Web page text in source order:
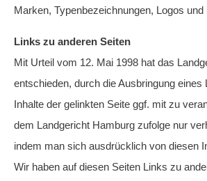
Marken, Typenbezeichnungen, Logos und
Links zu anderen Seiten
Mit Urteil vom 12. Mai 1998 hat das
entschieden, durch die Ausbringung eines
Inhalte der gelinkten Seite ggf. mit zu
dem Landgericht Hamburg zufolge nur
indem man sich ausdrücklich von diesen
Wir haben auf diesen Seiten Links zu